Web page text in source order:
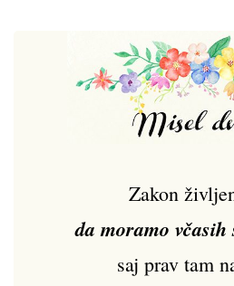
Zakon
da moramo včasih
saj prav tam